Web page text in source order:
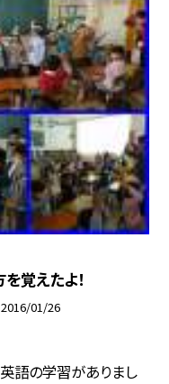
覚えたよ！
2016/01/26
英語の学習がありまし